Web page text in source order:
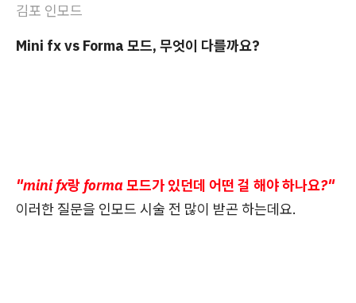
김포 인모드
Mini fx vs Forma 모드, 무엇이 다를까요?
"mini fx랑 forma 모드가 있던데 어떤 걸 해야 하나요?"
이러한 질문을 인모드 시술 전 많이 받곤 하는데요.